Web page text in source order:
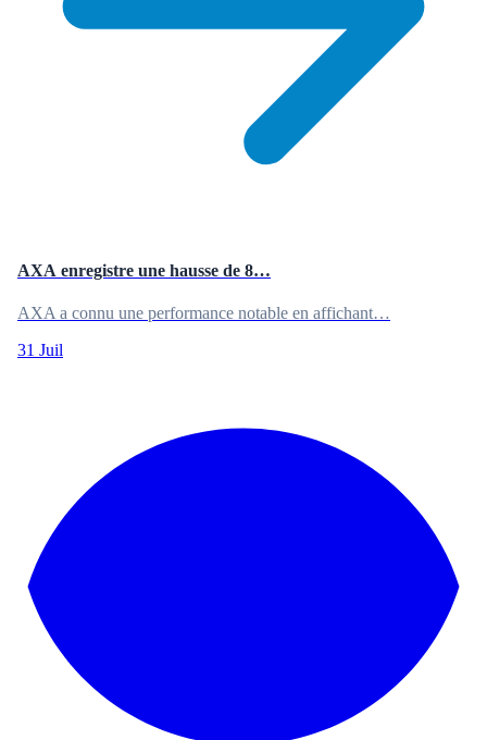
AXA enregistre une hausse de 8…
AXA a connu une performance notable en affichant…
31 Juil